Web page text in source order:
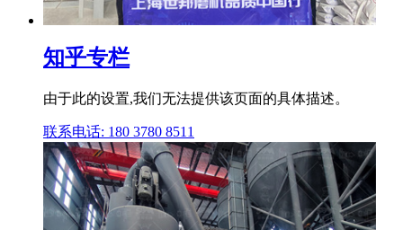
知乎专栏
由于此的设置,我们无法提供该页面的具体描述。
联系电话: 180 3780 8511